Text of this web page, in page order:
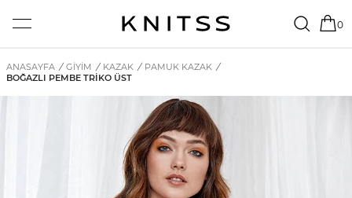
0
ANASAYFA / GİYİM / KAZAK / PAMUK KAZAK /
BOĞAZLI PEMBE TRIKO ÜST